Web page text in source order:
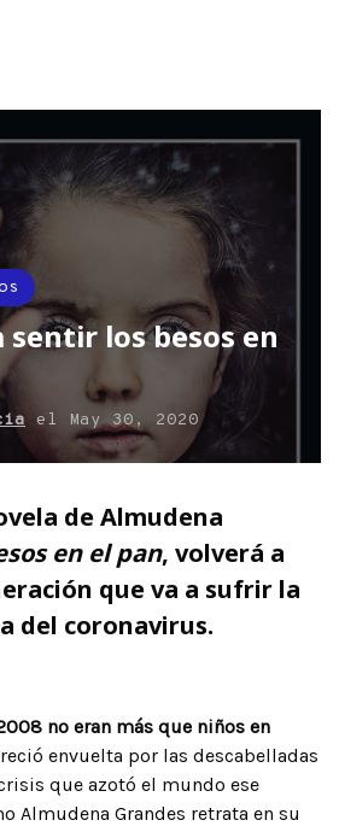
sentir los besos en
el May 30, 2020
de Almudena
en el pan, volverá a
que va a sufrir la
del coronavirus.
no eran más que niños en
envuelta por las descabelladas
que azotó el mundo ese
Almudena Grandes retrata en su